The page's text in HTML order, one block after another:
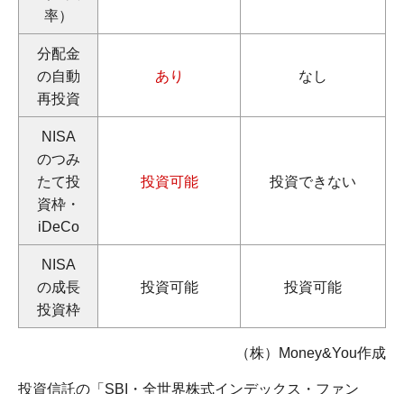
率）
分配金
の自動
再投資
あり なし
NISA
のつみ
たて投
資枠・
iDeCo
投資可能 投資できない
NISA
の成長
投資枠
投資可能 投資可能
（株）Money&You作成
投資信託の「SBI・全世界株式インデックス・ファン